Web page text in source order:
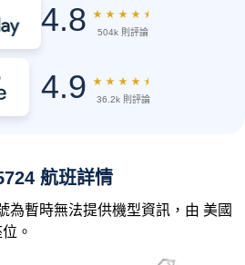
4.8 ★ ★ ★ ★ ★
504k 則評論
4.9 ★ ★ ★ ★ ★
36.2k 則評論
航班詳情
為暫時無法提供機型資訊，由 美國
。